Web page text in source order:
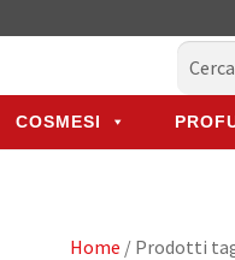
COSMESI
Home / Prodotti